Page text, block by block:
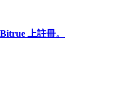
上註冊。